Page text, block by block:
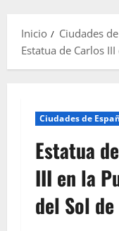
Inicio Ciudades
Estatua de Carlos
Ciudades de
Estatua
III en la
del Sol